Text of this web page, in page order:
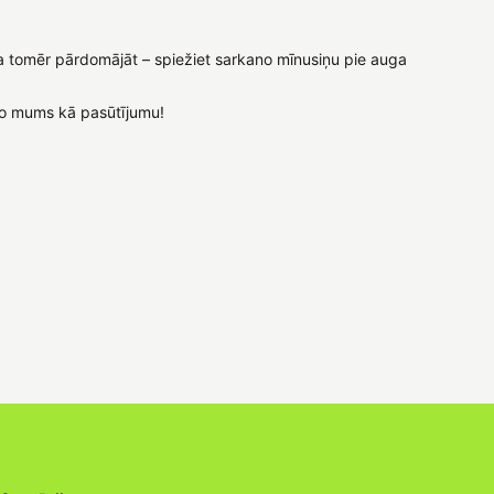
pārdomājāt – spiežiet sarkano mīnusiņu pie auga
mums kā pasūtījumu!